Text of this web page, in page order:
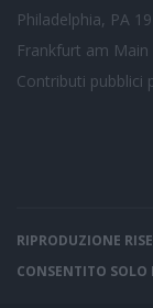
Philadelphia, PA
Frankfurt am Main
Contributi pubblici
RIPRODUZIONE
CONSENTITO SOLO